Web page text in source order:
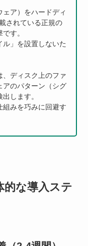
ア）をハードディ
されている正規の
す。
」を設置しないた
、ディスク上のファ
アのパターン（シグ
します。
組みを巧みに回避す
的な導入ステ